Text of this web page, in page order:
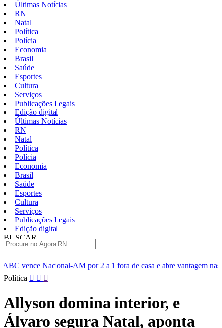
Últimas Notícias
RN
Natal
Política
Polícia
Economia
Brasil
Saúde
Esportes
Cultura
Serviços
Publicações Legais
Edição digital
Últimas Notícias
RN
Natal
Política
Polícia
Economia
Brasil
Saúde
Esportes
Cultura
Serviços
Publicações Legais
Edição digital
BUSCAR
por 2 a 1 fora de casa e abre vantagem nas quartas
Cine
Pular
conteúdo
Política
Allyson domina interior, e
Álvaro segura Natal, aponta